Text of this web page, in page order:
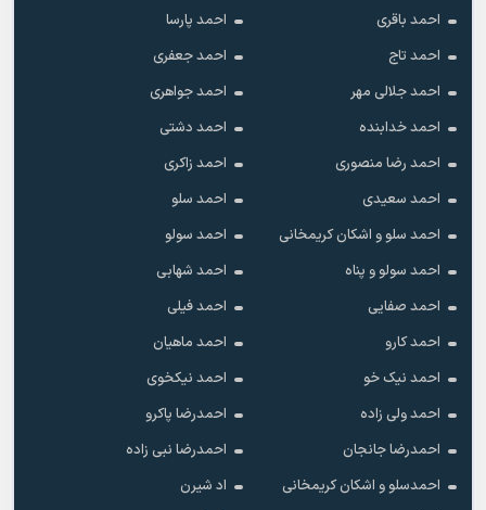
احمد باقری
احمد پارسا
احمد تاج
احمد جعفری
احمد جلالی مهر
احمد جواهری
احمد خدابنده
احمد دشتی
احمد رضا منصوری
احمد زاکری
احمد سعیدی
احمد سلو
احمد سلو و اشکان کریمخانی
احمد سولو
احمد سولو و پناه
احمد شهابی
احمد صفایی
احمد فیلی
احمد کارو
احمد ماهیان
احمد نیک خو
احمد نیکخوی
احمد ولی زاده
احمدرضا پاکرو
احمدرضا جانجان
احمدرضا نبی زاده
احمدسلو و اشکان کریمخانی
اد شیرن